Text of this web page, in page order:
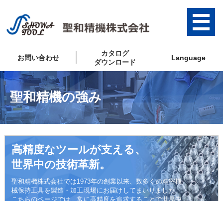
お問い合わせ
カタログ
ダウンロード
Language
聖和精機の強み
高精度なツールが支える、
世界中の技術革新。
聖和精機株式会社では1973年の創業以来、数多くの精密機
械保持工具を製造・加工現場にお届けしてまいりました。
こちらのページでは、常に高精度を追求することで世界中